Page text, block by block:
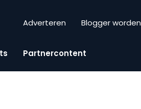
Adverteren Blogger worden
Partnercontent